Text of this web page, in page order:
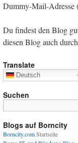
Dummy-Mail-Adresse
Du findest den Blog
diesen Blog auch durch
Translate
Deutsch
Suchen
Blogs auf Borncity
Borncity.comStartseite